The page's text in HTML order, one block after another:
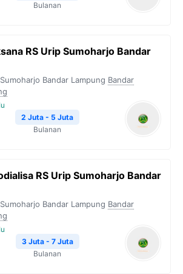
Bulanan
RS Urip Sumoharjo Bandar
Bandar Lampung Bandar
2 Juta - 5 Juta
Bulanan
RS Urip Sumoharjo Bandar
Bandar Lampung Bandar
3 Juta - 7 Juta
Bulanan